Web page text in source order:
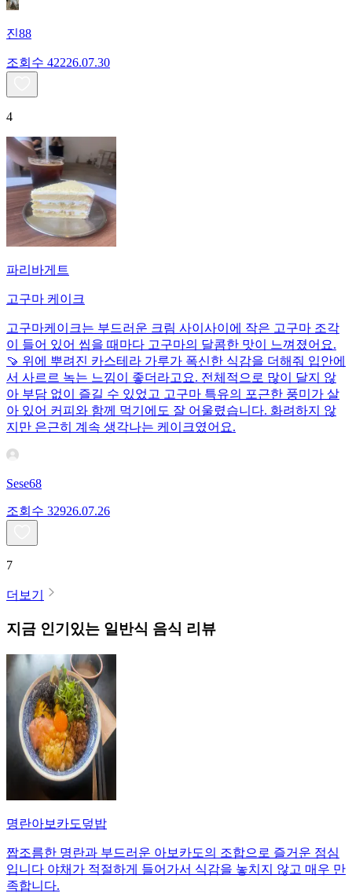
진88
조회수 42226.07.30
4
파리바게트
고구마 케이크
고구마케이크는 부드러운 크림 사이사이에 작은 고구마 조각
이 들어 있어 씹을 때마다 고구마의 달콤한 맛이 느껴졌어요.
🍠 위에 뿌려진 카스테라 가루가 폭신한 식감을 더해줘 입안에
서 사르르 녹는 느낌이 좋더라고요. 전체적으로 많이 달지 않
아 부담 없이 즐길 수 있었고 고구마 특유의 포근한 풍미가 살
아 있어 커피와 함께 먹기에도 잘 어울렸습니다. 화려하지 않
지만 은근히 계속 생각나는 케이크였어요.
Sese68
조회수 32926.07.26
7
더보기
지금 인기있는 일반식 음식 리뷰
명란아보카도덮밥
짭조름한 명란과 부드러운 아보카도의 조합으로 즐거운 점심
입니다 야채가 적절하게 들어가서 식감을 놓치지 않고 매우 만
족합니다.